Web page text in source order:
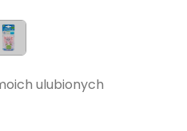
ulubionych